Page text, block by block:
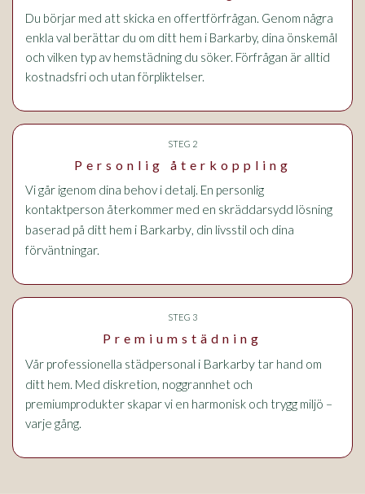
Du börjar med att skicka en offertförfrågan. Genom några
enkla val berättar du om ditt hem i Barkarby, dina önskemål
och vilken typ av hemstädning du söker. Förfrågan är alltid
kostnadsfri och utan förpliktelser.
STEG 2
Personlig återkoppling
Vi går igenom dina behov i detalj. En personlig
kontaktperson återkommer med en skräddarsydd lösning
baserad på ditt hem i Barkarby, din livsstil och dina
förväntningar.
STEG 3
Premiumstädning
Vår professionella städpersonal i Barkarby tar hand om
ditt hem. Med diskretion, noggrannhet och
premiumprodukter skapar vi en harmonisk och trygg miljö –
varje gång.